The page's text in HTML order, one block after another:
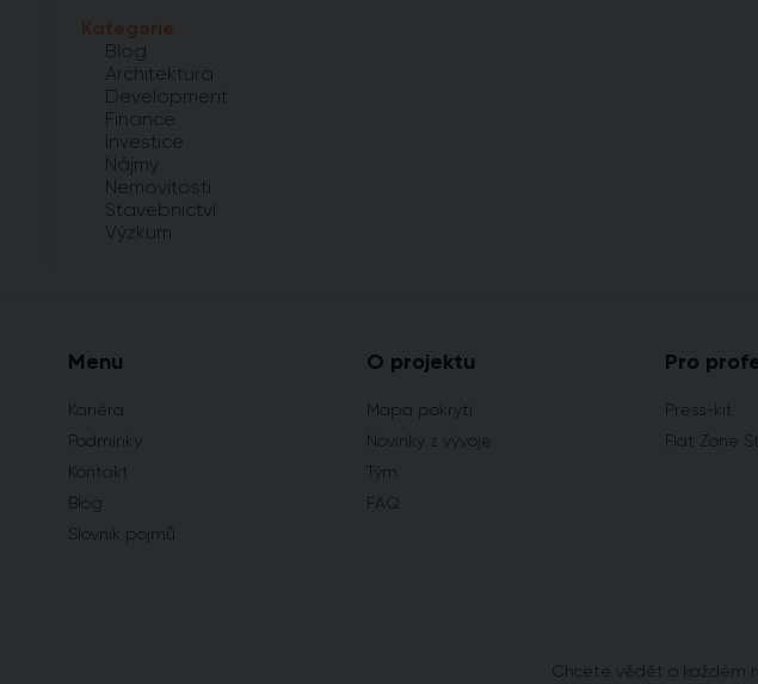
Kategorie
Blog
Architektura
Development
Finance
Investice
Nájmy
Nemovitosti
Stavebnictví
Výzkum
Menu
Kariéra
Podmínky
Kontakt
Blog
Slovník pojmů
O projektu
Mapa pokrytí
Novinky z vývoje
Tým
FAQ
Pro
Press-kit
Flat Zone
Chcete vědět o každém